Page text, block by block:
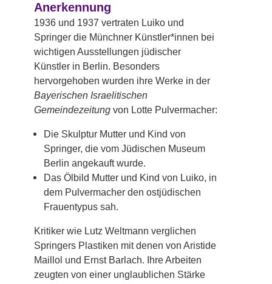
Anerkennung
1936 und 1937 vertraten Luiko und
Springer die Münchner Künstler*innen bei
wichtigen Ausstellungen jüdischer
Künstler in Berlin. Besonders
hervorgehoben wurden ihre Werke in der
Bayerischen Israelitischen
Gemeindezeitung von Lotte Pulvermacher:
Die Skulptur Mutter und Kind von
Springer, die vom Jüdischen Museum
Berlin angekauft wurde.
Das Ölbild Mutter und Kind von Luiko, in
dem Pulvermacher den ostjüdischen
Frauentypus sah.
Kritiker wie Lutz Weltmann verglichen
Springers Plastiken mit denen von Aristide
Maillol und Ernst Barlach. Ihre Arbeiten
zeugten von einer unglaublichen Stärke